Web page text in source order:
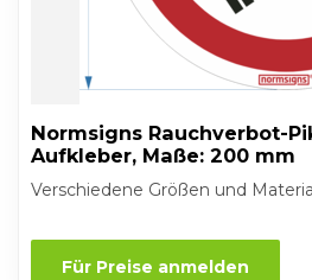
Normsigns Rauchverbot-
Aufkleber, Maße: 200 mm
Verschiedene Größen und
Für Preise anmelden